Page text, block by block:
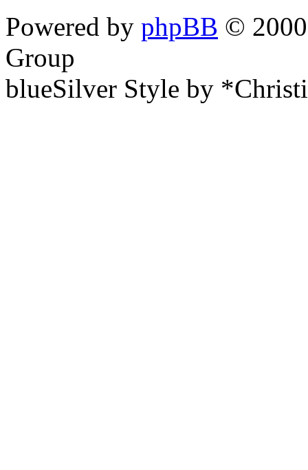
Powered by phpBB ©
Group
blueSilver Style by